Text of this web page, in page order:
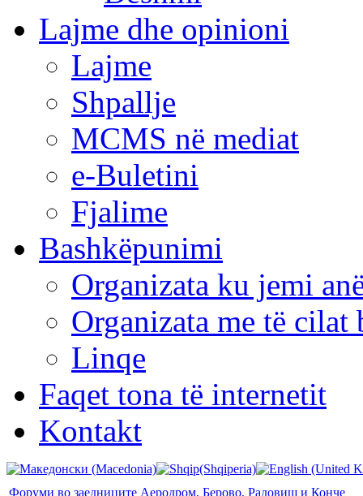
Lajme dhe opinioni
Lajme
Shpallje
MCMS në mediat
e-Buletini
Fjalime
Bashkëpunimi
Organizata ku jemi
Organizata me të cilat
Linqe
Faqet tona të internetit
Kontakt
Форуми во заедниците Аеродром, Берово, Радовиш и Конче